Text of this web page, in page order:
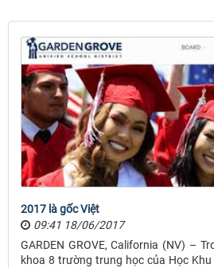
2017 là gốc Việt
09:41 18/06/2017
GARDEN GROVE, California (NV) –
khoa 8 trường trung học của Học Khu